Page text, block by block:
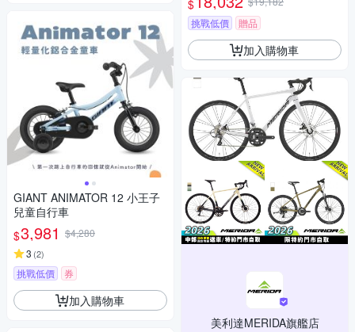
GIANT ANIMATOR 12 小王子
兒童自行車
$3,981 $4,280
3 (2)
挑戰低價 券
加入購物車
$
挑戰低價
贈品
加入購物車
美利達MERIDA旗艦店